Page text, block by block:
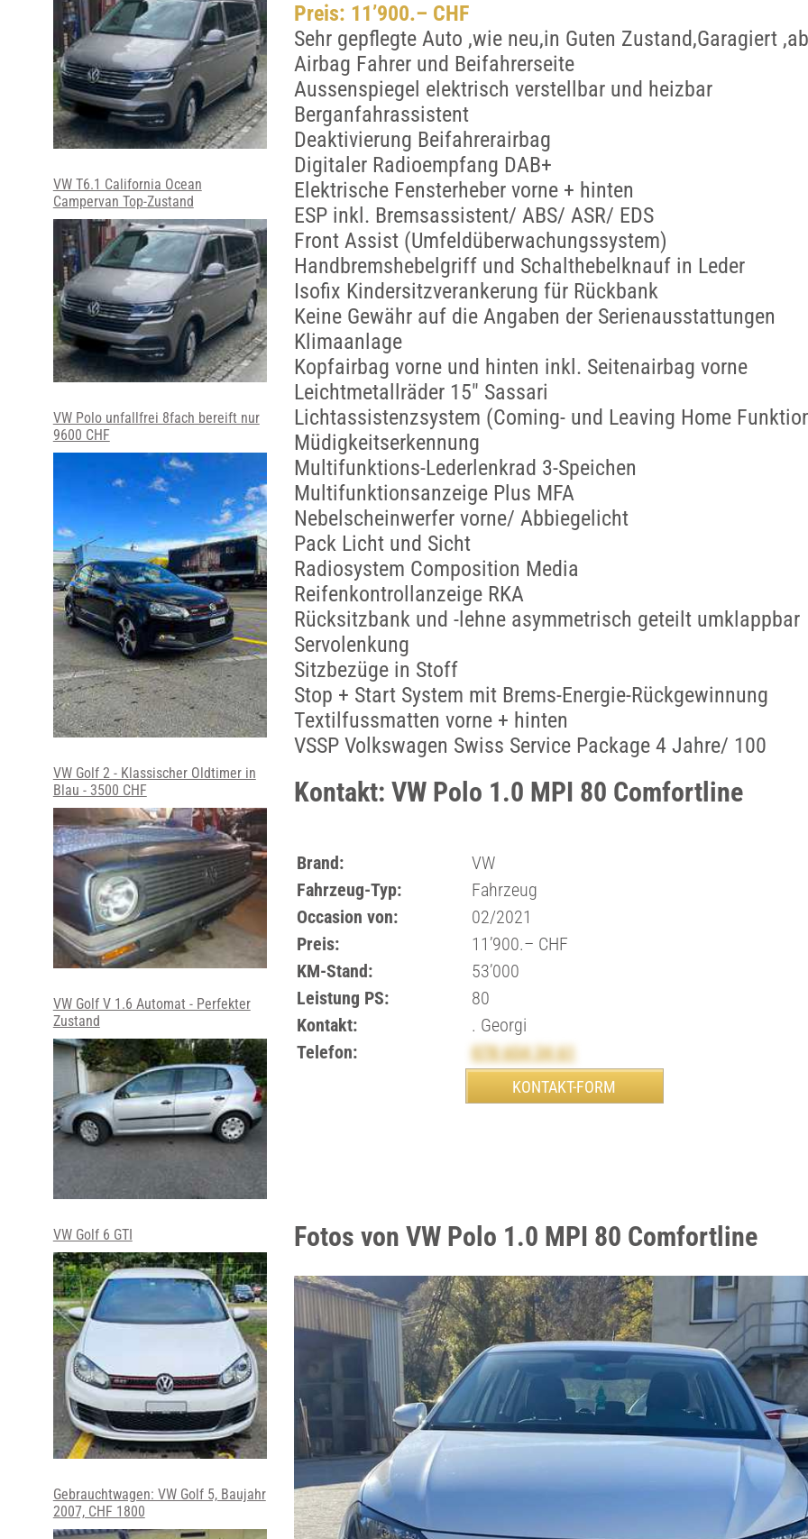
Preis: 11’900.– CHF
Sehr gepflegte Auto ,wie neu,in Guten Zustand,Garagiert
Airbag Fahrer und Beifahrerseite
Aussenspiegel elektrisch verstellbar und heizbar
Berganfahrassistent
Deaktivierung Beifahrerairbag
Digitaler Radioempfang DAB+
Elektrische Fensterheber vorne + hinten
ESP inkl. Bremsassistent/ ABS/ ASR/ EDS
Front Assist (Umfeldüberwachungssystem)
Handbremshebelgriff und Schalthebelknauf in Leder
Isofix Kindersitzverankerung für Rückbank
Keine Gewähr auf die Angaben der Serienausstattungen
Klimaanlage
Kopfairbag vorne und hinten inkl. Seitenairbag vorne
Leichtmetallräder 15" Sassari
Lichtassistenzsystem (Coming- und Leaving Home
Müdigkeitserkennung
Multifunktions-Lederlenkrad 3-Speichen
Multifunktionsanzeige Plus MFA
Nebelscheinwerfer vorne/ Abbiegelicht
Pack Licht und Sicht
Radiosystem Composition Media
Reifenkontrollanzeige RKA
Rücksitzbank und -lehne asymmetrisch geteilt umklappbar
Servolenkung
Sitzbezüge in Stoff
Stop + Start System mit Brems-Energie-Rückgewinnung
Textilfussmatten vorne + hinten
VSSP Volkswagen Swiss Service Package 4 Jahre/ 100
Kontakt: VW Polo 1.0 MPI 80 Comfortline
Brand:
VW
Fahrzeug-Typ:
Fahrzeug
Occasion von:
02/2021
Preis:
11’900.– CHF
KM-Stand:
53’000
Leistung PS:
80
Kontakt:
. Georgi
Telefon:
078 654 34 61
Fotos von VW Polo 1.0 MPI 80 Comfortline
VW T6.1 California Ocean
Campervan Top-Zustand
VW Polo unfallfrei 8fach bereift nur
9600 CHF
VW Golf 2 - Klassischer Oldtimer in
Blau - 3500 CHF
VW Golf V 1.6 Automat - Perfekter
Zustand
VW Golf 6 GTI
Gebrauchtwagen: VW Golf 5, Baujahr
2007, CHF 1800